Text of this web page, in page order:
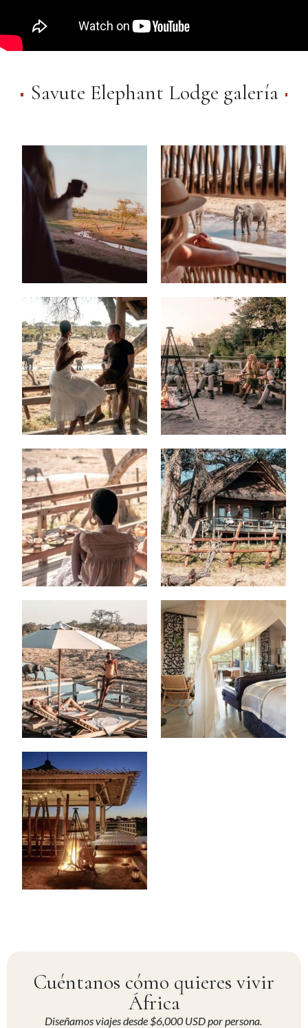
Savute Elephant Lodge galería
Cuéntanos cómo quieres vivir
África
Diseñamos viajes desde $6,000 USD por persona.